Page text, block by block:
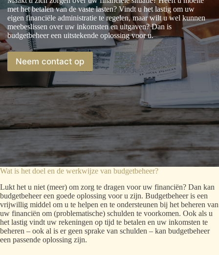
met het betalen van de vaste lasten? Vindt u het lastig om uw
eigen financiële administratie te regelen, maar wilt u wel kunnen
meebeslissen over uw inkomsten en uitgaven? Dan is
budgetbeheer een uitstekende oplossing voor u.
Neem contact op
Wat is het doel en de werkwijze van budgetbeheer?
Lukt het u niet (meer) om zorg te dragen voor uw financiën? Dan kan
budgetbeheer een goede oplossing voor u zijn. Budgetbeheer is een
vrijwillig middel om u te helpen en te ondersteunen bij het beheren van
uw financiën om (problematische) schulden te voorkomen. Ook als u
het lastig vindt uw rekeningen op tijd te betalen en uw inkomsten te
beheren – ook al is er geen sprake van schulden – kan budgetbeheer
een passende oplossing zijn.